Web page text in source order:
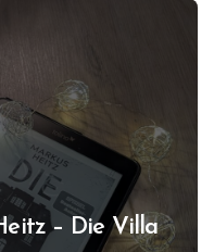
– Die Villa